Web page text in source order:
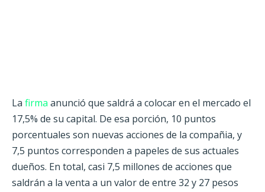
La firma anunció que saldrá a colocar en el mercado el
17,5% de su capital. De esa porción, 10 puntos
porcentuales son nuevas acciones de la compañia, y
7,5 puntos corresponden a papeles de sus actuales
dueños. En total, casi 7,5 millones de acciones que
saldrán a la venta a un valor de entre 32 y 27 pesos